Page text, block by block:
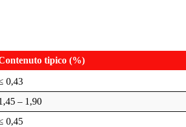
tipico (%)
0,43
– 1,90
0,45